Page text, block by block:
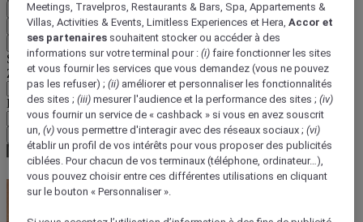
Valider votre zone et votre langue
EUR (€)
Retour
Sélectionnez votre devise ci-dessous
Zone géographique
Devise
Valider ma devise
Meetings, Travelpros, Restaurants & Bars, Spa, Appartements &
Villas, Activities & Events, Limitless Experiences et Hera,Accor et
ses partenaires souhaitent stocker ou accéder à des
informations sur votre terminal pour :(i) faire fonctionner les sites
et vous fournir les services que vous demandez (vous ne pouvez
pas les refuser) ;(ii) améliorer et personnaliser les fonctionnalités
des sites ;(iii) mesurer l'audience et la performance des sites ;(iv)
vous fournir un service de « cashback » si vous en avez souscrit
un,(v) vous permettre d'interagir avec des réseaux sociaux ;(vi)
établir un profil de vos intérêts pour vous proposer des publicités
ciblées. Pour chacun de vos terminaux (téléphone, ordinateur…),
vous pouvez choisir entre ces différentes utilisations en cliquant
sur le bouton « Personnaliser ».